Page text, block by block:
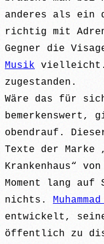
anderes als ein
richtig mit
Gegner die
Musik vielleicht.
zugestanden.
Wäre das für
bemerkenswert,
obendrauf.
Texte der Marke
Krankenhaus“
Moment lang
nichts.
entwickelt, seine
öffentlich zu